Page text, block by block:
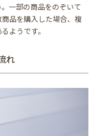
一部の商品をのぞいて
品を購入した場合、複
ようです。
れ